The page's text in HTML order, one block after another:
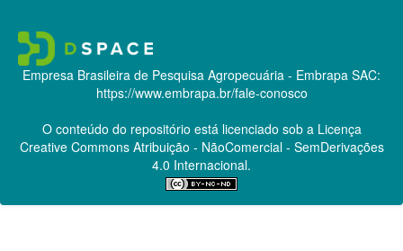
Empresa Brasileira de Pesquisa Agropecuária - Embrapa SAC:
https://www.embrapa.br/fale-conosco
O conteúdo do repositório está licenciado sob a Licença
Creative CommonsAtribuição - NãoComercial - SemDerivações
4.0 Internacional.